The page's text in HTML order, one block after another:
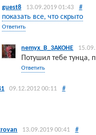
guest8 13.09.2019 01:43 #
показать все, что скрыто
Ответить
nemyx_B_3AKOHE
Потушил тебе тунца,
Ответить
09.12.2012 00:11 #
13.09.2019 00:41 #